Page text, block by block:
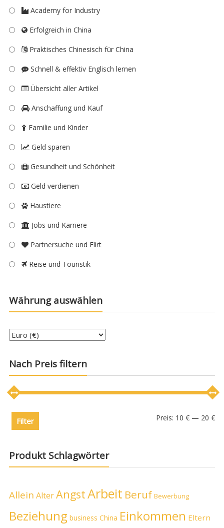
Academy for Industry
Erfolgreich in China
Praktisches Chinesisch für China
Schnell & effektiv Englisch lernen
Übersicht aller Artikel
Anschaffung und Kauf
Familie und Kinder
Geld sparen
Gesundheit und Schönheit
Geld verdienen
Haustiere
Jobs und Karriere
Partnersuche und Flirt
Reise und Touristik
Währung auswählen
Nach Preis filtern
Filter Preis: 10 € — 20 €
Produkt Schlagwörter
Allein AlterAngstArbeit Beruf Bewerbung
Beziehung business China Einkommen Eltern